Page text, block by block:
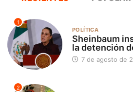
1
POLÍTICA
Sheinbaum
la detención
7 de agosto de
2